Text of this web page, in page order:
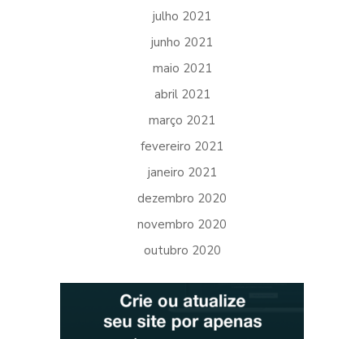
julho 2021
junho 2021
maio 2021
abril 2021
março 2021
fevereiro 2021
janeiro 2021
dezembro 2020
novembro 2020
outubro 2020